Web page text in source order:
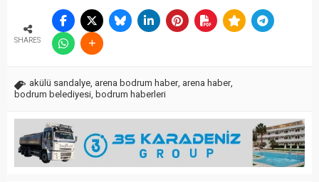
SHARES
akülü sandalye, arena bodrum haber, arena haber,
bodrum belediyesi, bodrum haberleri